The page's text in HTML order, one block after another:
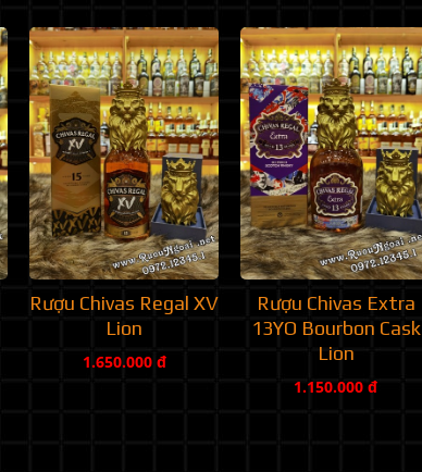
Rượu Chivas Regal XV
Lion
1.650.000 đ
Rượu Chivas Extra
13YO Bourbon Cask
Lion
1.150.000 đ